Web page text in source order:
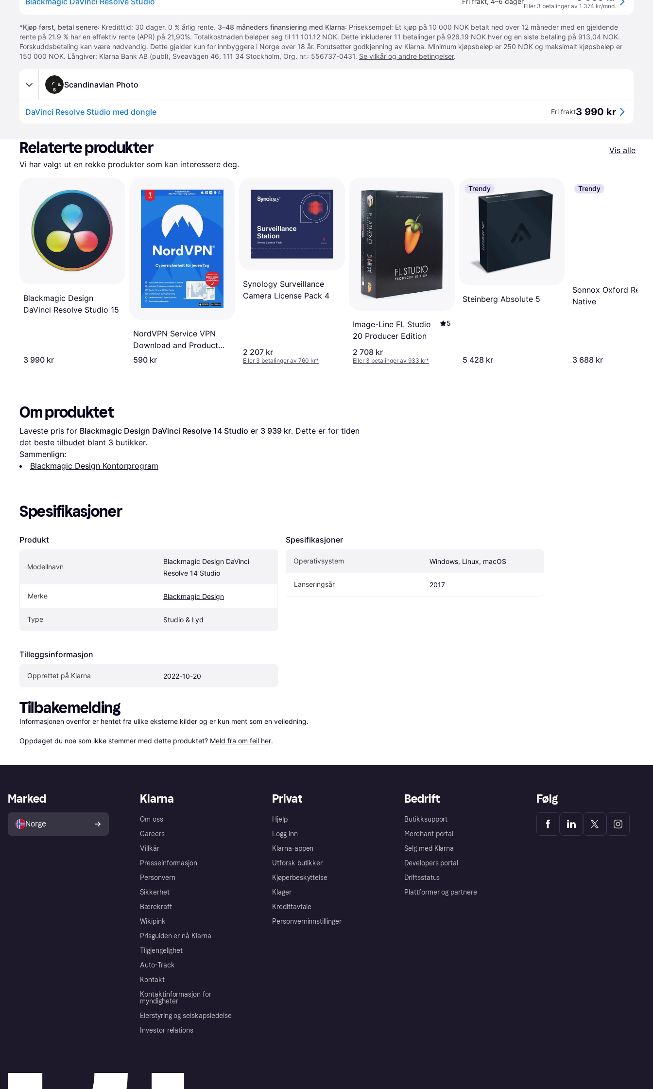
Eller 3 betalinger av 1 374 kr/mnd.
*Kjøp først, betal senere: Kreditttid: 30 dager. 0 % årlig rente. 3–48 måneders finansiering med Klarna: Priseksempel: Et kjøp på 10 000 NOK betalt ned over 12 måneder med en gjeldende
rente på 21.9 % har en effektiv rente (APR) på 21,90%. Totalkostnaden beløper seg til 11 101.12 NOK. Dette inkluderer 11 betalinger på 926.19 NOK hver og en siste betaling på 913,04 NOK.
Forskuddsbetaling kan være nødvendig. Dette gjelder kun for innbyggere i Norge over 18 år. Forutsetter godkjenning av Klarna. Minimum kjøpsbeløp er 250 NOK og maksimalt kjøpsbeløp er
150 000 NOK. Långiver: Klarna Bank AB (publ), Sveavägen 46, 111 34 Stockholm, Org. nr.: 556737-0431. Se vilkår og andre betingelser.
Scandinavian Photo
DaVinci Resolve Studio med dongle Fri frakt3 990 kr
Relaterte produkter
Vis alle
Vi har valgt ut en rekke produkter som kan interessere deg.
Blackmagic Design
DaVinci Resolve Studio 15
3 990 kr
NordVPN Service VPN
Download and Product
Key 6 Devices 1 Year
590 kr
Synology Surveillance
Camera License Pack 4
2 207 kr
Eller 3 betalinger av 760 kr*
Image-Line FL Studio
20 Producer Edition
5
2 708 kr
Eller 3 betalinger av 933 kr*
Trendy
Steinberg Absolute 5
5 428 kr
Trendy
Sonnox Oxford
Native
3 688 kr
Om produktet
Laveste pris for Blackmagic Design DaVinci Resolve 14 Studio er 3 939 kr. Dette er for tiden
det beste tilbudet blant 3 butikker.
Sammenlign:
Blackmagic Design Kontorprogram
Spesifikasjoner
Produkt
Modellnavn
Blackmagic Design DaVinci
Resolve 14 Studio
Merke Blackmagic Design
Type Studio & Lyd
Tilleggsinformasjon
Opprettet på Klarna 2022-10-20
Spesifikasjoner
Operativsystem Windows, Linux, macOS
Lanseringsår 2017
Tilbakemelding
Informasjonen ovenfor er hentet fra ulike eksterne kilder og er kun ment som en veiledning.
Oppdaget du noe som ikke stemmer med dette produktet? Meld fra om feil her.
Klarna
Om oss
Careers
Villkår
Presseinformasjon
Personvern
Sikkerhet
Bærekraft
Wikipink
Prisguiden er nå Klarna
Tilgjengelighet
Auto-Track
Kontakt
Kontaktinformasjon for
myndigheter
Eierstyring og selskapsledelse
Investor relations
Privat
Hjelp
Logg inn
Klarna-appen
Utforsk butikker
Kjøperbeskyttelse
Klager
Kredittavtale
Personverninnstillinger
Bedrift
Butikksupport
Merchant portal
Selg med Klarna
Developers portal
Driftsstatus
Plattformer og partnere
Marked
Norge
Følg